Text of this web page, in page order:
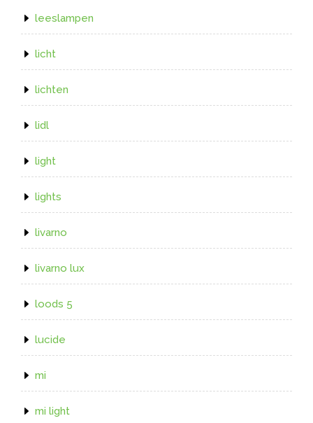
leeslampen
licht
lichten
lidl
light
lights
livarno
livarno lux
loods 5
lucide
mi
mi light